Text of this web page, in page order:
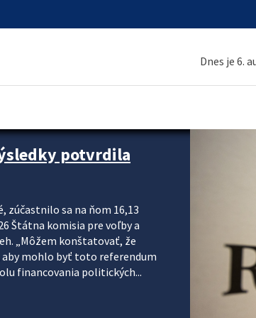
Dnes je 6.
potvrdila
zúčastnilo sa na ňom 16,13
Štátna komisia pre voľby a
„Môžem konštatovať, že
aby mohlo byť toto referendum
financovania politických...